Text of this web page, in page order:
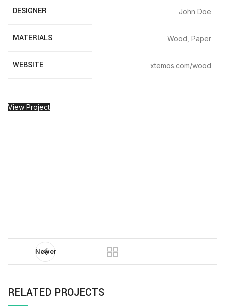
DESIGNER John Doe
MATERIALS Wood, Paper
WEBSITE xtemos.com/wood
View Project
Newer
RELATED PROJECTS